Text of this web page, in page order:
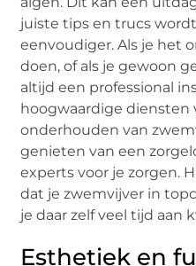
juiste tips en trucs
eenvoudiger. Als je het
doen, of als je gewoon
altijd een professional
hoogwaardige diensten
onderhouden van
genieten van een
experts voor je zorgen.
dat je zwemvijver in
je daar zelf veel tijd aan
Esthetiek en